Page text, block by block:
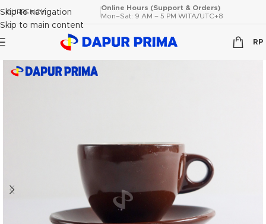
Skip to navigation
Skip to main content
CURRENCY
Online Hours (Support & Orders)
Mon–Sat: 9 AM – 5 PM WITA/UTC+8
RP